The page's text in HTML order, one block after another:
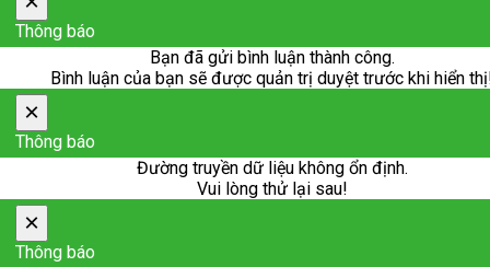
Thông báo
Bạn đã gửi bình luận thành công.
Bình luận của bạn sẽ được quản trị duyệt trước khi hiển
×
Thông báo
Đường truyền dữ liệu không ổn định.
Vui lòng thử lại sau!
×
Thông báo